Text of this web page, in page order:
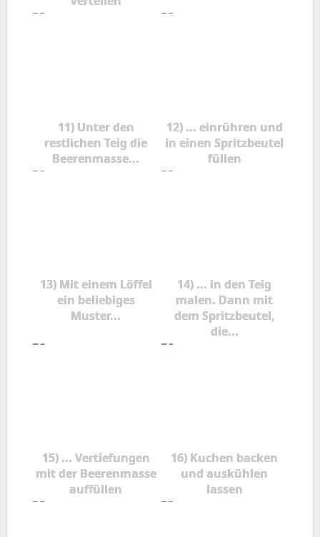
11) Unter den
restlichen Teig die
Beerenmasse...
12) ... einrühren und
in einen Spritzbeutel
füllen
13) Mit einem Löffel
ein beliebiges
Muster...
14) ... in den Teig
malen. Dann mit
dem Spritzbeutel,
die...
15) ... Vertiefungen
mit der Beerenmasse
auffüllen
16) Kuchen backen
und auskühlen
lassen